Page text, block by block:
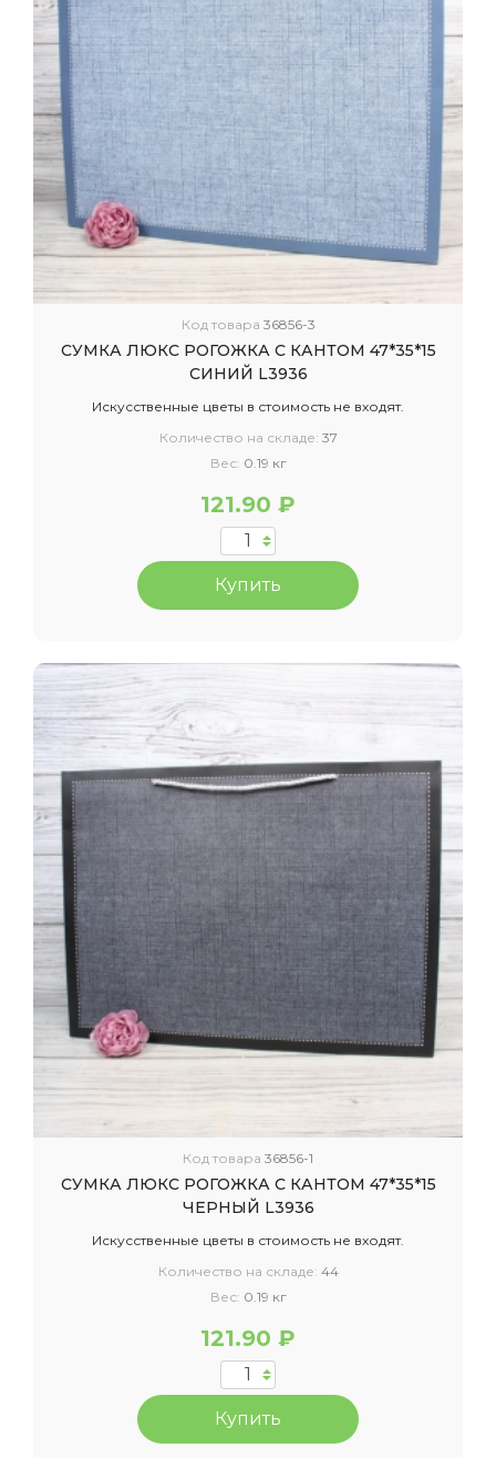
Код товара 36856-3
СУМКА ЛЮКС РОГОЖКА С КАНТОМ 47*35*15
СИНИЙ L3936
Искусственные цветы в стоимость не входят.
Количество на складе: 37
Вес: 0.19 кг
121.90 ₽
Купить
Код товара 36856-1
СУМКА ЛЮКС РОГОЖКА С КАНТОМ 47*35*15
ЧЕРНЫЙ L3936
Искусственные цветы в стоимость не входят.
Количество на складе: 44
Вес: 0.19 кг
121.90 ₽
Купить